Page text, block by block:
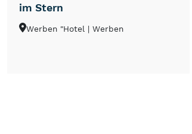
im Stern
Werben "Hotel | Werben